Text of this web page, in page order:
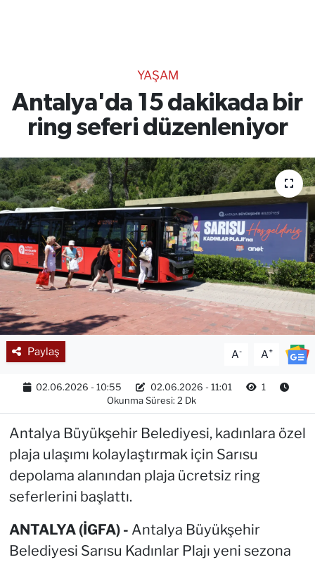
YAŞAM
Antalya'da 15 dakikada bir
ring seferi düzenleniyor
Paylaş A- A+
02.06.2026 - 10:55 02.06.2026 - 11:01
1
Okunma Süresi: 2 Dk
Antalya Büyükşehir Belediyesi, kadınlara özel
plaja ulaşımı kolaylaştırmak için Sarısu
depolama alanından plaja ücretsiz ring
seferlerini başlattı.
ANTALYA (İGFA) - Antalya Büyükşehir
Belediyesi Sarısu Kadınlar Plajı yeni sezona
RESMİ İLANLAR
Gencsesfm Canlı Dinle